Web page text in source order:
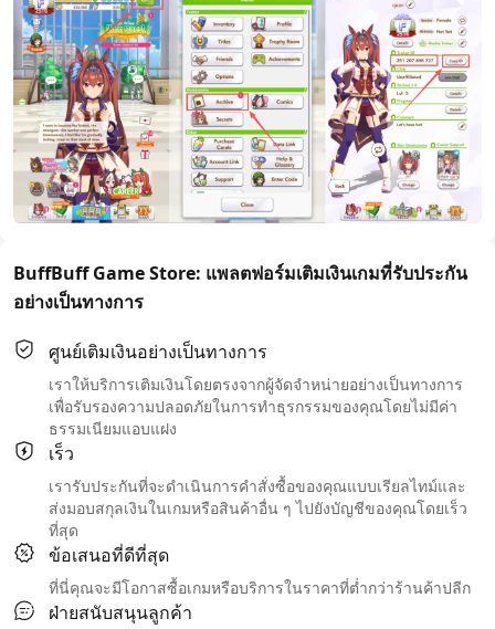
BuffBuff Game Store: แพลตฟอร์มเติมเงินเกมที่รับประกัน
อย่างเป็นทางการ
ศูนย์เติมเงินอย่างเป็นทางการ
เราให้บริการเติมเงินโดยตรงจากผู้จัดจำหน่ายอย่างเป็นทางการ
เพื่อรับรองความปลอดภัยในการทำธุรกรรมของคุณโดยไม่มีค่า
ธรรมเนียมแอบแฝง
เร็ว
เรารับประกันที่จะดำเนินการคำสั่งซื้อของคุณแบบเรียลไทม์และ
ส่งมอบสกุลเงินในเกมหรือสินค้าอื่น ๆ ไปยังบัญชีของคุณโดยเร็ว
ที่สุด
ข้อเสนอที่ดีที่สุด
ที่นี่คุณจะมีโอกาสซื้อเกมหรือบริการในราคาที่ต่ำกว่าร้านค้าปลีก
ฝ่ายสนับสนุนลูกค้า